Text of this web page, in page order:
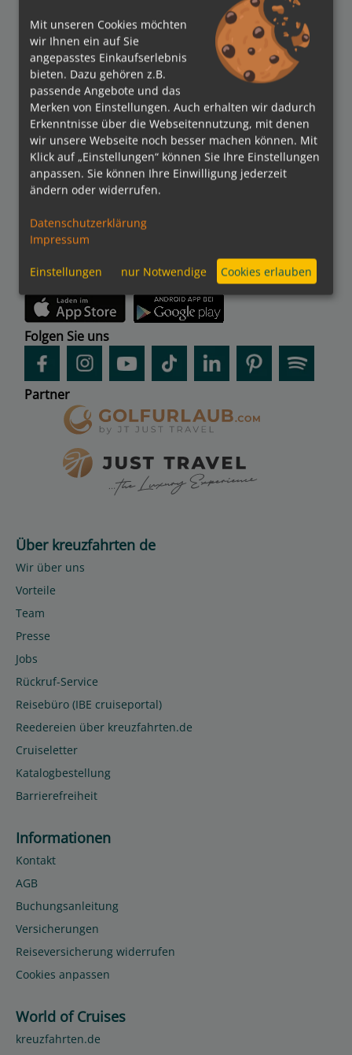
Verbände
kreuzfahrten.de APP
Folgen Sie uns
Partner
Über kreuzfahrten de
Wir über uns
Vorteile
Team
Presse
Jobs
Rückruf-Service
Reisebüro (IBE cruiseportal)
Reedereien über kreuzfahrten.de
Cruiseletter
Katalogbestellung
Barrierefreiheit
Informationen
Kontakt
AGB
Buchungsanleitung
Versicherungen
Reiseversicherung widerrufen
Cookies anpassen
World of Cruises
kreuzfahrten.de
Mit unseren Cookies möchten
wir Ihnen ein auf Sie
angepasstes Einkaufserlebnis
bieten. Dazu gehören z.B.
passende Angebote und das
Merken von Einstellungen. Auch erhalten wir dadurch
Erkenntnisse über die Webseitennutzung, mit denen
wir unsere Webseite noch besser machen können. Mit
Klick auf „Einstellungen“ können Sie Ihre Einstellungen
anpassen. Sie können Ihre Einwilligung jederzeit
ändern oder widerrufen.
Datenschutzerklärung
Impressum
Einstellungen nur Notwendige Cookies erlauben